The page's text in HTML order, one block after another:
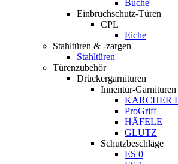
Buche
Einbruchschutz-Türen
CPL
Eiche
Stahltüren & -zargen
Stahltüren
Türenzubehör
Drückergarnituren
Innentür-Garnituren
KARCHER
ProGriff
HÄFELE
GLUTZ
Schutzbeschläge
ES 0